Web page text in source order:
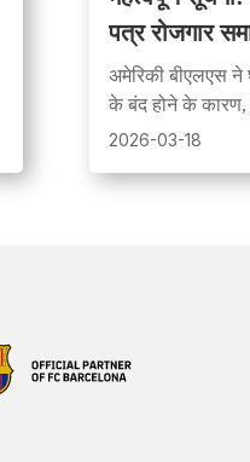
पत्र रोजगार
पर सूचना
अमेरिकी बीएलएस ने
के बंद होने के कारण,
वेतन रिपोर्ट को
2026-03-18